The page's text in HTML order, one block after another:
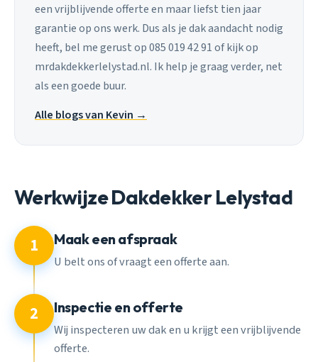
een vrijblijvende offerte en maar liefst tien jaar
garantie op ons werk. Dus als je dak aandacht nodig
heeft, bel me gerust op 085 019 42 91 of kijk op
mrdakdekkerlelystad.nl. Ik help je graag verder, net
als een goede buur.
Alle blogs van Kevin →
Werkwijze Dakdekker Lelystad
1 Maak een afspraak
U belt ons of vraagt een offerte aan.
2 Inspectie en offerte
Wij inspecteren uw dak en u krijgt een vrijblijvende
offerte.